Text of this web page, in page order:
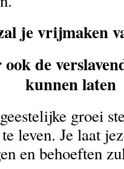
je vrijmaken
de
kunnen laten
groei
leven. Je laat
en behoeften